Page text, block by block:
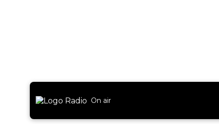
On air